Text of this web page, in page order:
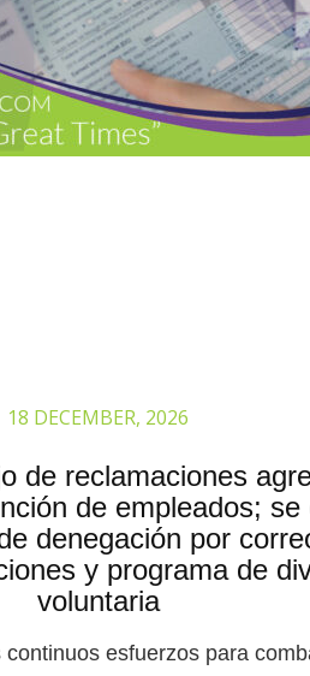
18 DECEMBER, 2026
de reclamaciones
de empleados; se
denegación por
y programa de
voluntaria
esfuerzos para